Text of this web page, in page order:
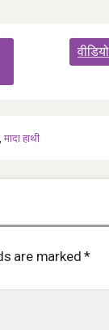
, मादा हाथी
are marked*